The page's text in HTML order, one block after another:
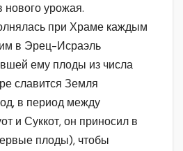
нового урожая.
при Храме каждым
в Эрец-Исраэль
ему плоды из числа
славится Земля
в период между
и Суккот, он приносил в
плоды), чтобы